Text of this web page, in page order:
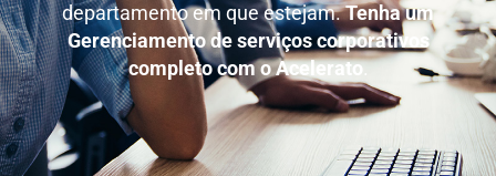
departamento em que estejam.Tenha um
Gerenciamento de serviços corporativos
completo com o Acelerato.